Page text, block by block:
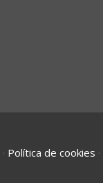
· Política de cookies ·